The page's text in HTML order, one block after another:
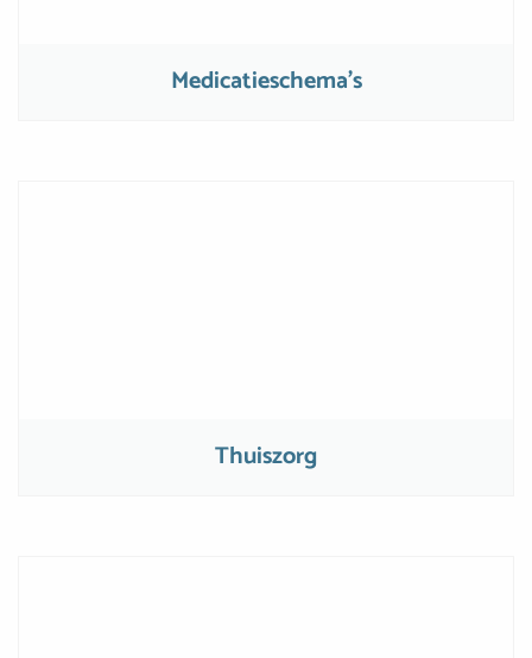
Medicatieschema’s
Thuiszorg